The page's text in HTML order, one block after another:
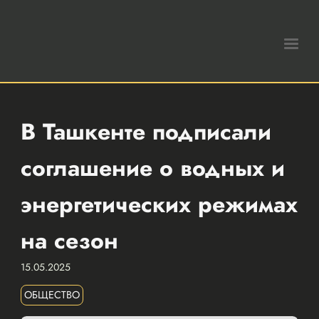
В Ташкенте подписали
соглашение о водных и
энергетических режимах
на сезон
15.05.2025
ОБЩЕСТВО